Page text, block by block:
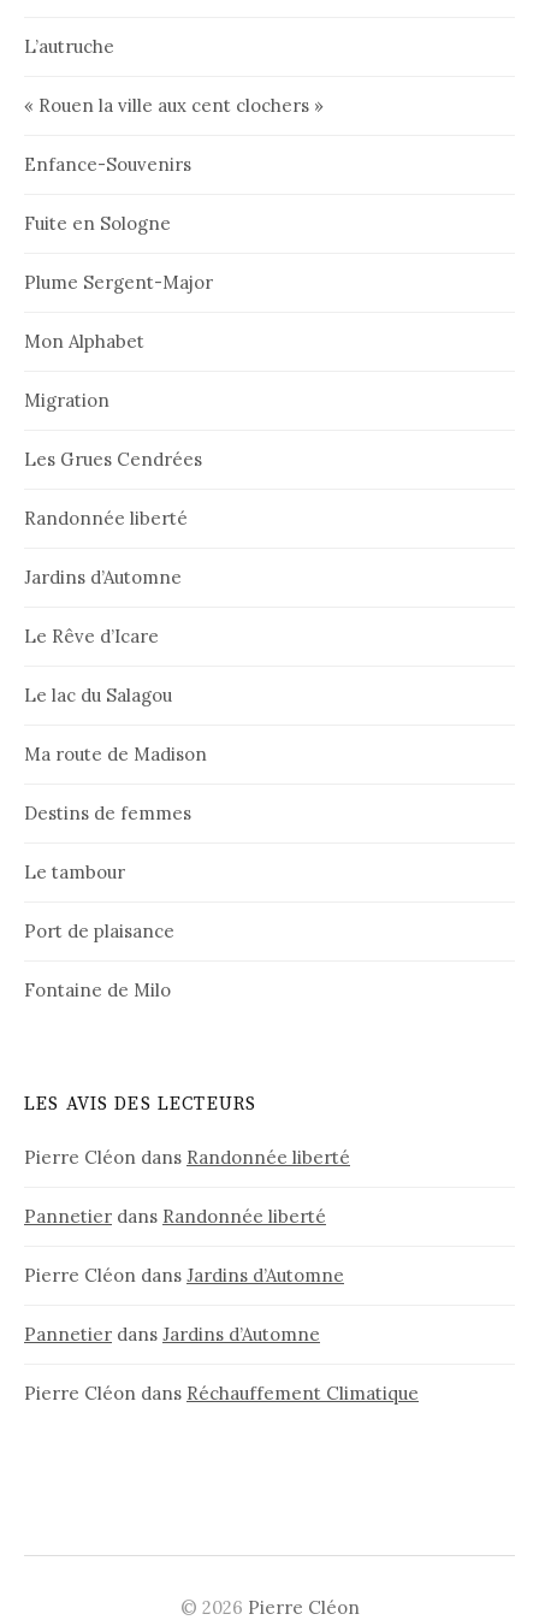
L’autruche
« Rouen la ville aux cent clochers »
Enfance-Souvenirs
Fuite en Sologne
Plume Sergent-Major
Mon Alphabet
Migration
Les Grues Cendrées
Randonnée liberté
Jardins d’Automne
Le Rêve d’Icare
Le lac du Salagou
Ma route de Madison
Destins de femmes
Le tambour
Port de plaisance
Fontaine de Milo
LES AVIS DES LECTEURS
Pierre Cléon dans Randonnée liberté
Pannetier dans Randonnée liberté
Pierre Cléon dans Jardins d’Automne
Pannetier dans Jardins d’Automne
Pierre Cléon dans Réchauffement Climatique
© 2026 Pierre Cléon